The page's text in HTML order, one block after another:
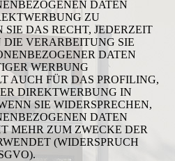
DATEN
ZU
DAS RECHT, JEDERZEIT
DIE VERARBEITUNG SIE
DATEN
WERBUNG
AUCH FÜR DAS PROFILING,
DIREKTWERBUNG IN
SIE WIDERSPRECHEN,
DATEN
MEHR ZUM ZWECKE DER
(WIDERSPRUCH